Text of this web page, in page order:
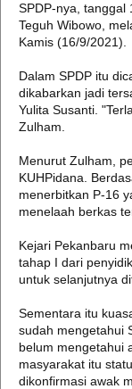
SPDP-nya, tanggal
Teguh Wibowo,
Kamis (16/9/2021).
Dalam SPDP itu
dikabarkan jadi
Yulita Susanti.
Zulham.
Menurut Zulham,
KUHPidana.
menerbitkan P-16
menelaah berkas
Kejari Pekanbaru
tahap I dari
untuk selanjutnya
Sementara itu
sudah mengetahui
belum mengetahui
masyarakat itu
dikonfirmasi awak